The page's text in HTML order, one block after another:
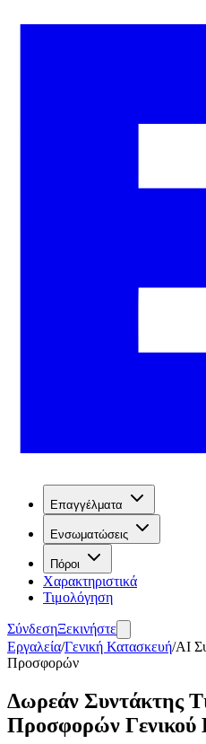
Επαγγέλματα
Ενσωματώσεις
Πόροι
Χαρακτηριστικά
Τιμολόγηση
ΣύνδεσηΞεκινήστε
Εργαλεία/Γενική Κατασκευή/AI
Προσφορών
Δωρεάν Συντάκτης
Προσφορών Γενικού